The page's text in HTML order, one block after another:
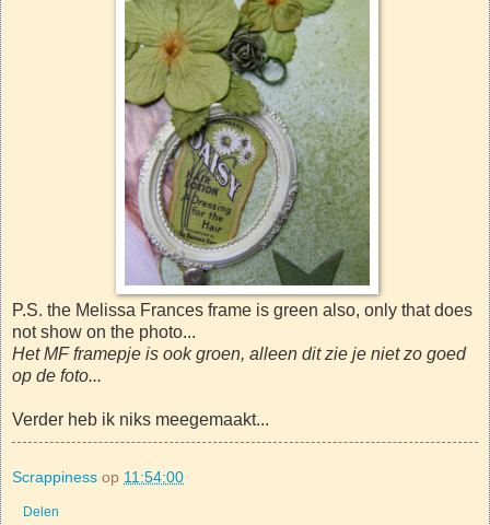
P.S. the Melissa Frances frame is green also, only that does
not show on the photo...
Het MF framepje is ook groen, alleen dit zie je niet zo goed
op de foto...
Verder heb ik niks meegemaakt...
Scrappiness op 11:54:00
Delen